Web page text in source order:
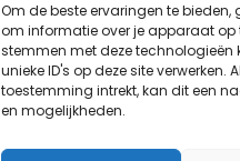
Om de beste ervaringen te
om informatie over je apparaat
stemmen met deze
unieke ID's op deze site
toestemming intrekt, kan dit een
en mogelijkheden.